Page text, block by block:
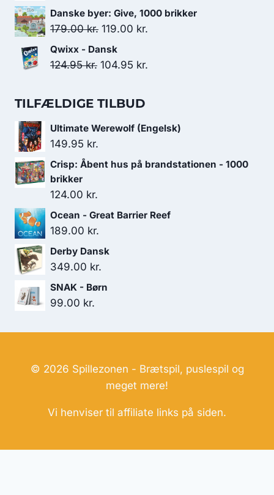
599.00 kr..
oprindelige
pris
499.00 kr..
aktuelle
Danske byer: Give, 1000 brikker
179.00kr. Den
oprindelige
pris
119.00 kr.
Qwixx - Dansk
124.95kr. Den
pris
124.95 kr..
104.95 kr.
104.95 kr..
TILFÆLDIGE TILBUD
Ultimate Werewolf (Engelsk)
149.95 kr.
Crisp: Åbent hus på brandstationen - 1000
brikker
124.00 kr.
Ocean - Great Barrier Reef
189.00 kr.
Derby Dansk
349.00 kr.
SNAK - Børn
99.00 kr.
© 2026 Spillezonen - Brætspil, puslespil og
meget mere!
Vi henviser til affiliate links på siden.